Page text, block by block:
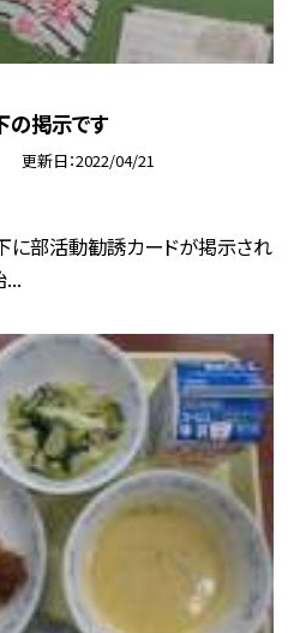
の掲示です
更新日 2022/04/21
に部活動勧誘カードが掲示され
...